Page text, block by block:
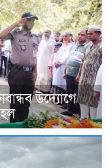
উদ্যোগে